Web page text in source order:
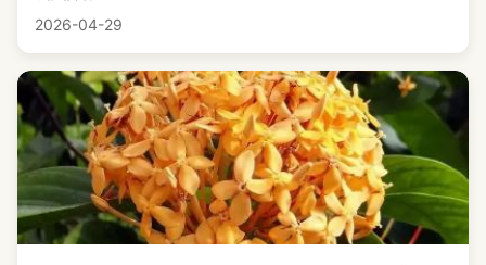
2026-04-29